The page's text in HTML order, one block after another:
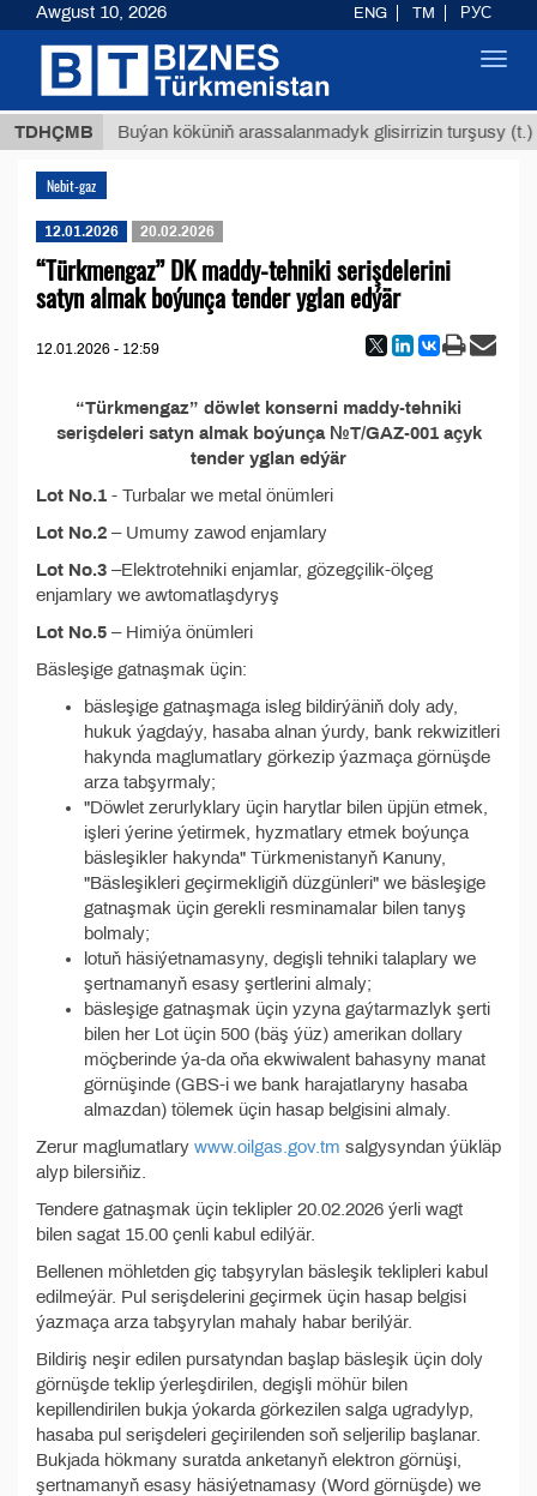
TDHÇMB
ТМТ Buýan köküniň arassalanmadyk glisirrizin turşusy (t.)
Nebit-gaz
12.01.2026 20.02.2026
“Türkmengaz” DK maddy-tehniki serişdelerini
satyn almak boýunça tender yglan edýär
12.01.2026 - 12:59
“Türkmengaz” döwlet konserni maddy-tehniki
serişdeleri satyn almak boýunça №T/GAZ-001 açyk
tender yglan edýär
Lot No.1 - Turbalar we metal önümleri
Lot No.2 – Umumy zawod enjamlary
Lot No.3 –Elektrotehniki enjamlar, gözegçilik-ölçeg
enjamlary we awtomatlaşdyryş
Lot No.5 – Himiýa önümleri
Bäsleşige gatnaşmak üçin:
bäsleşige gatnaşmaga isleg bildirýäniň doly ady,
hukuk ýagdaýy, hasaba alnan ýurdy, bank rekwizitleri
hakynda maglumatlary görkezip ýazmaça görnüşde
arza tabşyrmaly;
"Döwlet zerurlyklary üçin harytlar bilen üpjün etmek,
işleri ýerine ýetirmek, hyzmatlary etmek boýunça
bäsleşikler hakynda" Türkmenistanyň Kanuny,
"Bäsleşikleri geçirmekligiň düzgünleri" we bäsleşige
gatnaşmak üçin gerekli resminamalar bilen tanyş
bolmaly;
lotuň häsiýetnamasyny, degişli tehniki talaplary we
şertnamanyň esasy şertlerini almaly;
bäsleşige gatnaşmak üçin yzyna gaýtarmazlyk şerti
bilen her Lot üçin 500 (bäş ýüz) amerikan dollary
möçberinde ýa-da oňa ekwiwalent bahasyny manat
görnüşinde (GBS-i we bank harajatlaryny hasaba
almazdan) tölemek üçin hasap belgisini almaly.
Zerur maglumatlary www.oilgas.gov.tm salgysyndan ýükläp
alyp bilersiňiz.
Tendere gatnaşmak üçin teklipler 20.02.2026 ýerli wagt
bilen sagat 15.00 çenli kabul edilýär.
Bellenen möhletden giç tabşyrylan bäsleşik teklipleri kabul
edilmeýär. Pul serişdelerini geçirmek üçin hasap belgisi
ýazmaça arza tabşyrylan mahaly habar berilýär.
Bildiriş neşir edilen pursatyndan başlap bäsleşik üçin doly
görnüşde teklip ýerleşdirilen, degişli möhür bilen
kepillendirilen bukja ýokarda görkezilen salga ugradylyp,
hasaba pul serişdeleri geçirilenden soň seljerilip başlanar.
Bukjada hökmany suratda anketanyň elektron görnüşi,
şertnamanyň esasy häsiýetnamasy (Word görnüşde) we
Awgust 10, 2026 ENG TM РУС